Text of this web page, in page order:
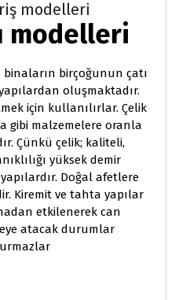
modelleri
modelleri
binaların birçoğunun çatı
oluşmaktadır.
için kullanılırlar. Çelik
gibi malzemelere oranla
Çünkü çelik; kaliteli,
yüksek demir
Doğal afetlere
Kiremit ve tahta yapılar
etkilenerek can
atacak durumlar